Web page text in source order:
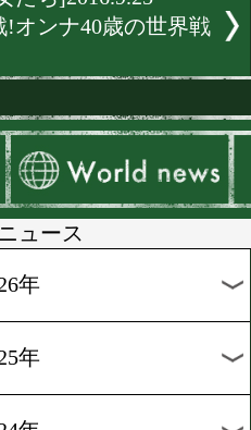
ダイヤモンドの原
量]2016.9.30
以輝が後楽園ホール
年を探せ]2016.9.29
校生登場!未来の怪
年を探せ]2016.9.28